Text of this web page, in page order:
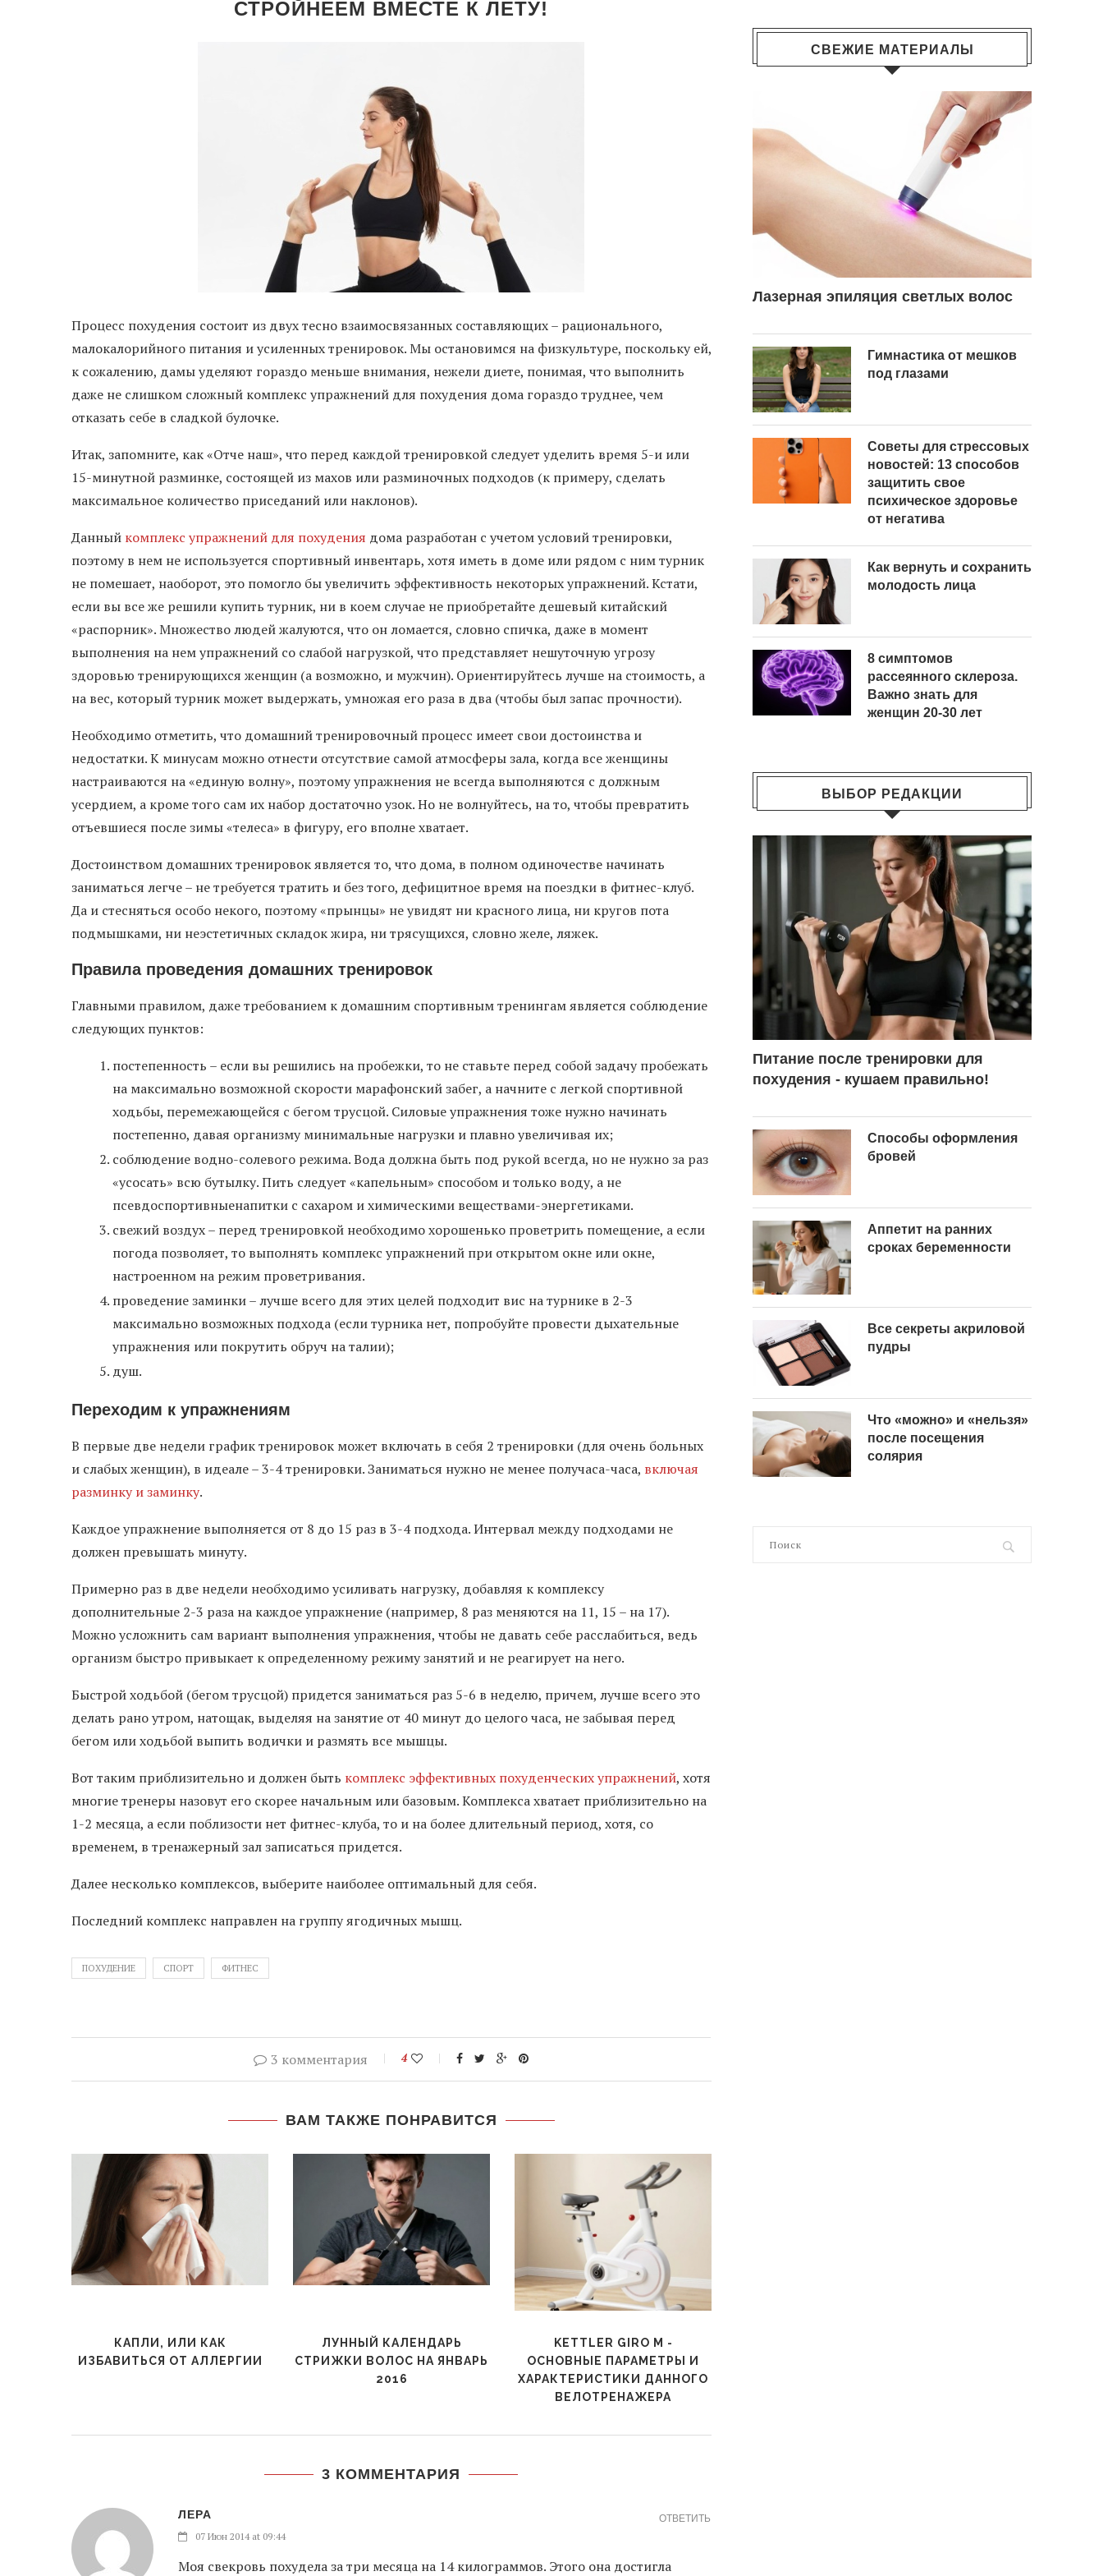
СТРОЙНЕЕМ ВМЕСТЕ К ЛЕТУ!
Процесс похудения состоит из двух тесно взаимосвязанных составляющих – рационального,
малокалорийного питания и усиленных тренировок. Мы остановимся на физкультуре, поскольку ей,
к сожалению, дамы уделяют гораздо меньше внимания, нежели диете, понимая, что выполнить
даже не слишком сложный комплекс упражнений для похудения дома гораздо труднее, чем
отказать себе в сладкой булочке.
Итак, запомните, как «Отче наш», что перед каждой тренировкой следует уделить время 5-и или
15-минутной разминке, состоящей из махов или разминочных подходов (к примеру, сделать
максимальное количество приседаний или наклонов).
Данный комплекс упражнений для похудения дома разработан с учетом условий тренировки,
поэтому в нем не используется спортивный инвентарь, хотя иметь в доме или рядом с ним турник
не помешает, наоборот, это помогло бы увеличить эффективность некоторых упражнений. Кстати,
если вы все же решили купить турник, ни в коем случае не приобретайте дешевый китайский
«распорник». Множество людей жалуются, что он ломается, словно спичка, даже в момент
выполнения на нем упражнений со слабой нагрузкой, что представляет нешуточную угрозу
здоровью тренирующихся женщин (а возможно, и мужчин). Ориентируйтесь лучше на стоимость, а
на вес, который турник может выдержать, умножая его раза в два (чтобы был запас прочности).
Необходимо отметить, что домашний тренировочный процесс имеет свои достоинства и
недостатки. К минусам можно отнести отсутствие самой атмосферы зала, когда все женщины
настраиваются на «единую волну», поэтому упражнения не всегда выполняются с должным
усердием, а кроме того сам их набор достаточно узок. Но не волнуйтесь, на то, чтобы превратить
отъевшиеся после зимы «телеса» в фигуру, его вполне хватает.
Достоинством домашних тренировок является то, что дома, в полном одиночестве начинать
заниматься легче – не требуется тратить и без того, дефицитное время на поездки в фитнес-клуб.
Да и стесняться особо некого, поэтому «прынцы» не увидят ни красного лица, ни кругов пота
подмышками, ни неэстетичных складок жира, ни трясущихся, словно желе, ляжек.
Правила проведения домашних тренировок
Главными правилом, даже требованием к домашним спортивным тренингам является соблюдение
следующих пунктов:
постепенность – если вы решились на пробежки, то не ставьте перед собой задачу пробежать
на максимально возможной скорости марафонский забег, а начните с легкой спортивной
ходьбы, перемежающейся с бегом трусцой. Силовые упражнения тоже нужно начинать
постепенно, давая организму минимальные нагрузки и плавно увеличивая их;
соблюдение водно-солевого режима. Вода должна быть под рукой всегда, но не нужно за раз
«усосать» всю бутылку. Пить следует «капельным» способом и только воду, а не
псевдоспортивныенапитки с сахаром и химическими веществами-энергетиками.
свежий воздух – перед тренировкой необходимо хорошенько проветрить помещение, а если
погода позволяет, то выполнять комплекс упражнений при открытом окне или окне,
настроенном на режим проветривания.
проведение заминки – лучше всего для этих целей подходит вис на турнике в 2-3
максимально возможных подхода (если турника нет, попробуйте провести дыхательные
упражнения или покрутить обруч на талии);
душ.
Переходим к упражнениям
В первые две недели график тренировок может включать в себя 2 тренировки (для очень больных
и слабых женщин), в идеале – 3-4 тренировки. Заниматься нужно не менее получаса-часа, включая
разминку и заминку.
Каждое упражнение выполняется от 8 до 15 раз в 3-4 подхода. Интервал между подходами не
должен превышать минуту.
Примерно раз в две недели необходимо усиливать нагрузку, добавляя к комплексу
дополнительные 2-3 раза на каждое упражнение (например, 8 раз меняются на 11, 15 – на 17).
Можно усложнить сам вариант выполнения упражнения, чтобы не давать себе расслабиться, ведь
организм быстро привыкает к определенному режиму занятий и не реагирует на него.
Быстрой ходьбой (бегом трусцой) придется заниматься раз 5-6 в неделю, причем, лучше всего это
делать рано утром, натощак, выделяя на занятие от 40 минут до целого часа, не забывая перед
бегом или ходьбой выпить водички и размять все мышцы.
Вот таким приблизительно и должен быть комплекс эффективных похуденческих упражнений, хотя
многие тренеры назовут его скорее начальным или базовым. Комплекса хватает приблизительно на
1-2 месяца, а если поблизости нет фитнес-клуба, то и на более длительный период, хотя, со
временем, в тренажерный зал записаться придется.
Далее несколько комплексов, выберите наиболее оптимальный для себя.
Последний комплекс направлен на группу ягодичных мышц.
ПОХУДЕНИЕ СПОРТ ФИТНЕС
3 комментария 4
ВАМ ТАКЖЕ ПОНРАВИТСЯ
КАПЛИ, ИЛИ КАК
ИЗБАВИТЬСЯ ОТ АЛЛЕРГИИ
ЛУННЫЙ КАЛЕНДАРЬ
СТРИЖКИ ВОЛОС НА ЯНВАРЬ
2016
KETTLER GIRO M -
ОСНОВНЫЕ ПАРАМЕТРЫ И
ХАРАКТЕРИСТИКИ ДАННОГО
ВЕЛОТРЕНАЖЕРА
3 КОММЕНТАРИЯ
ЛЕРА
07 Июн 2014 at 09:44
Моя свекровь похудела за три месяца на 14 килограммов. Этого она достигла
ОТВЕТИТЬ
СВЕЖИЕ МАТЕРИАЛЫ
Лазерная эпиляция светлых волос
Гимнастика от мешков
под глазами
Советы для стрессовых
новостей: 13 способов
защитить свое
психическое здоровье
от негатива
Как вернуть и сохранить
молодость лица
8 симптомов
рассеянного склероза.
Важно знать для
женщин 20-30 лет
ВЫБОР РЕДАКЦИИ
Питание после тренировки для
похудения - кушаем правильно!
Способы оформления
бровей
Аппетит на ранних
сроках беременности
Все секреты акриловой
пудры
Что «можно» и «нельзя»
после посещения
солярия